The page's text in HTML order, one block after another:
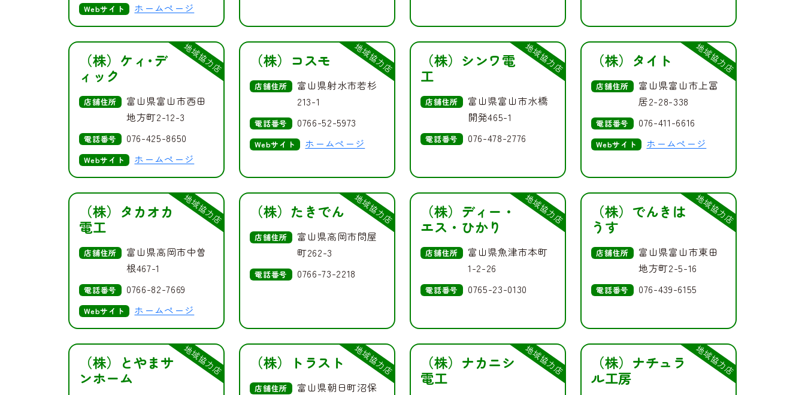
Webサイト ホームページ
地域協力店
（株）ケィ･デ
ィック
店舗住所
富山県富山市西田
地方町2-12-3
電話番号 076-425-8650
Webサイト ホームページ
地域協力店
（株）コスモ
店舗住所
富山県射水市若杉
213-1
電話番号 0766-52-5973
Webサイト ホームページ
地域協力店
（株）シンワ電
工
店舗住所
富山県富山市水橋
開発465-1
電話番号 076-478-2776
地域協力店
（株）タイト
店舗住所
富山県富山市上冨
居2-28-338
電話番号 076-411-6616
Webサイト ホームページ
地域協力店
（株）タカオカ
電工
店舗住所
富山県高岡市中曽
根467-1
電話番号 0766-82-7669
Webサイト ホームページ
地域協力店
（株）たきでん
店舗住所
富山県高岡市問屋
町262-3
電話番号 0766-73-2218
地域協力店
（株）ディー・
エス・ひかり
店舗住所
富山県魚津市本町
1-2-26
電話番号 0765-23-0130
地域協力店
（株）でんきは
うす
店舗住所
富山県富山市東田
地方町2-5-16
電話番号 076-439-6155
地域協力店
（株）とやまサ
ンホーム
地域協力店
（株）トラスト
店舗住所
富山県朝日町沼保
地域協力店
（株）ナカニシ
電工
地域協力店
（株）ナチュラ
ル工房